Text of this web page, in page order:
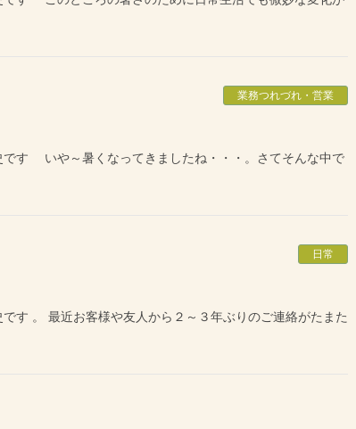
業務つれづれ・営業
す いや～暑くなってきましたね・・・。さてそんな中で
日常
す 。 最近お客様や友人から２～３年ぶりのご連絡がたまた